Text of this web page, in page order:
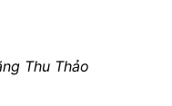
Thu Thảo